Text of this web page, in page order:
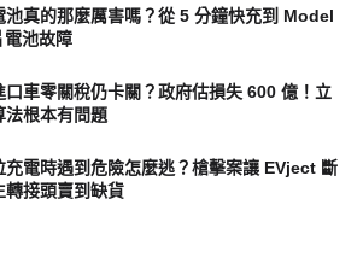
池真的那麼厲害嗎？從 5 分鐘快充到 Model
電池故障
口車零關稅仍卡關？政府估損失 600 億！立
法根本有問題
充電時遇到危險怎麼逃？槍擊案讓 EVject 斷
轉接頭賣到缺貨